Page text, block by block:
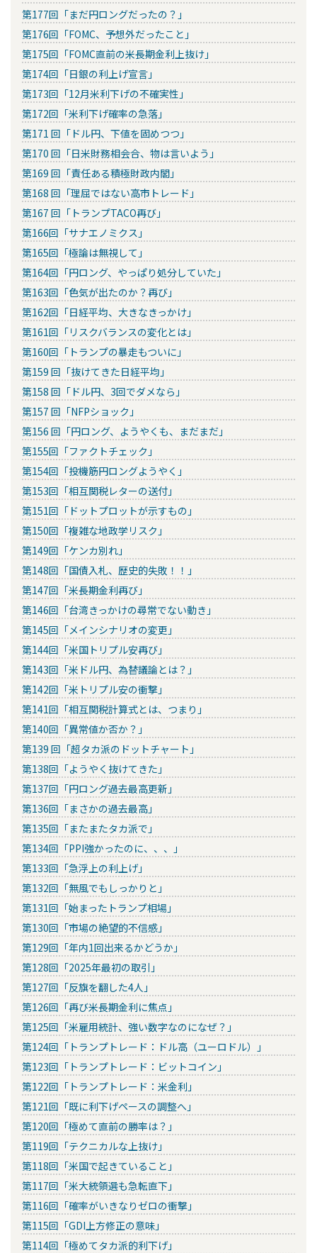
第177回「まだ円ロングだったの？」
第176回「FOMC、予想外だったこと」
第175回「FOMC直前の米長期金利上抜け」
第174回「日銀の利上げ宣言」
第173回「12月米利下げの不確実性」
第172回「米利下げ確率の急落」
第171 回「ドル円、下値を固めつつ」
第170 回「日米財務相会合、物は言いよう」
第169 回「責任ある積極財政内閣」
第168 回「理屈ではない高市トレード」
第167 回「トランプTACO再び」
第166回「サナエノミクス」
第165回「極論は無視して」
第164回「円ロング、やっぱり処分していた」
第163回「色気が出たのか？再び」
第162回「日経平均、大きなきっかけ」
第161回「リスクバランスの変化とは」
第160回「トランプの暴走もついに」
第159 回「抜けてきた日経平均」
第158 回「ドル円、3回でダメなら」
第157 回「NFPショック」
第156 回「円ロング、ようやくも、まだまだ」
第155回「ファクトチェック」
第154回「投機筋円ロングようやく」
第153回「相互関税レターの送付」
第151回「ドットプロットが示すもの」
第150回「複雑な地政学リスク」
第149回「ケンカ別れ」
第148回「国債入札、歴史的失敗！！」
第147回「米長期金利再び」
第146回「台湾きっかけの尋常でない動き」
第145回「メインシナリオの変更」
第144回「米国トリプル安再び」
第143回「米ドル円、為替議論とは？」
第142回「米トリプル安の衝撃」
第141回「相互関税計算式とは、つまり」
第140回「異常値か否か？」
第139 回「超タカ派のドットチャート」
第138回「ようやく抜けてきた」
第137回「円ロング過去最高更新」
第136回「まさかの過去最高」
第135回「またまたタカ派で」
第134回「PPI強かったのに、、、」
第133回「急浮上の利上げ」
第132回「無風でもしっかりと」
第131回「始まったトランプ相場」
第130回「市場の絶望的不信感」
第129回「年内1回出来るかどうか」
第128回「2025年最初の取引」
第127回「反旗を翻した4人」
第126回「再び米長期金利に焦点」
第125回「米雇用統計、強い数字なのになぜ？」
第124回「トランプトレード：ドル高（ユーロドル）」
第123回「トランプトレード：ビットコイン」
第122回「トランプトレード：米金利」
第121回「既に利下げペースの調整へ」
第120回「極めて直前の勝率は？」
第119回「テクニカルな上抜け」
第118回「米国で起きていること」
第117回「米大統領選も急転直下」
第116回「確率がいきなりゼロの衝撃」
第115回「GDI上方修正の意味」
第114回「極めてタカ派的利下げ」